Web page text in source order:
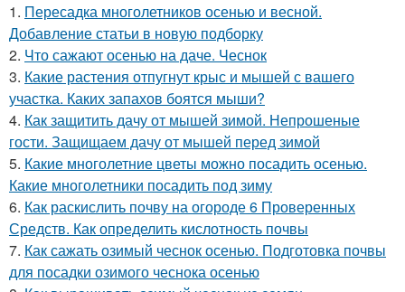
1. Пересадка многолетников осенью и весной.
Добавление статьи в новую подборку
2. Что сажают осенью на даче. Чеснок
3. Какие растения отпугнут крыс и мышей с вашего
участка. Каких запахов боятся мыши?
4. Как защитить дачу от мышей зимой. Непрошеные
гости. Защищаем дачу от мышей перед зимой
5. Какие многолетние цветы можно посадить осенью.
Какие многолетники посадить под зиму
6. Как раскислить почву на огороде 6 Проверенных
Средств. Как определить кислотность почвы
7. Как сажать озимый чеснок осенью. Подготовка почвы
для посадки озимого чеснока осенью